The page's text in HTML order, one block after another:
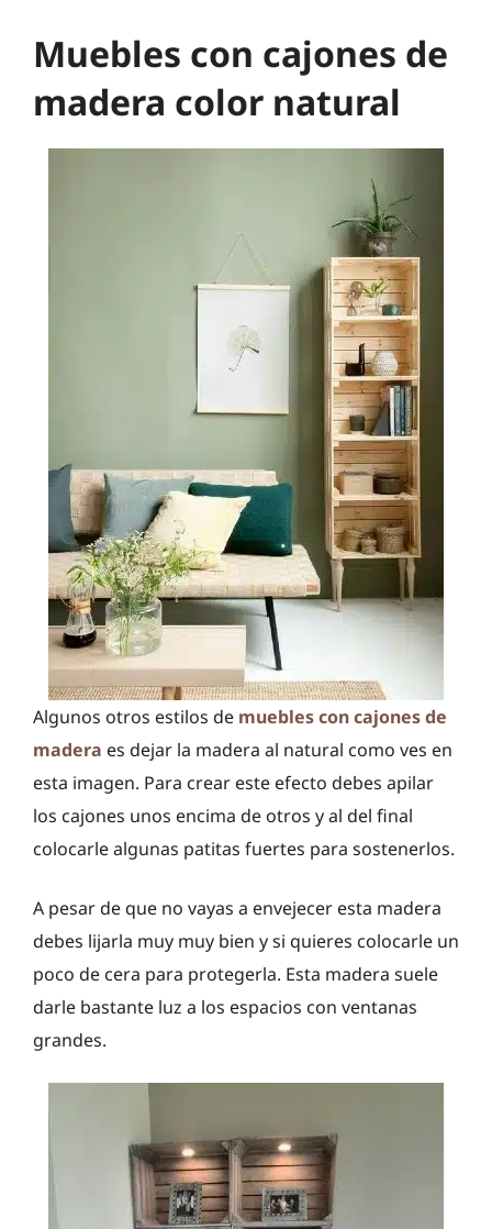
Muebles con cajones de
madera color natural
Algunos otros estilos de muebles con cajones de
madera es dejar la madera al natural como ves en
esta imagen. Para crear este efecto debes apilar
los cajones unos encima de otros y al del final
colocarle algunas patitas fuertes para sostenerlos.
A pesar de que no vayas a envejecer esta madera
debes lijarla muy muy bien y si quieres colocarle un
poco de cera para protegerla. Esta madera suele
darle bastante luz a los espacios con ventanas
grandes.